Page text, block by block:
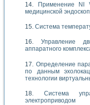
Применение NI
медицинской
Система
Управление
аппаратного
Определение
по данным
технологии
Система
электроприводом